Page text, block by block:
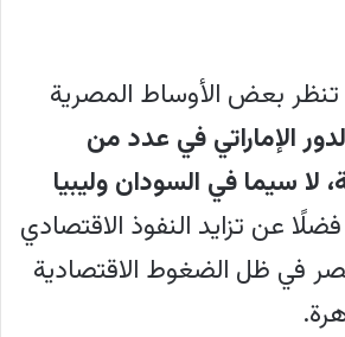
بعض الأوساط المصرية
الإماراتي في عدد من
لا سيما في السودان وليبيا
فضلًا عن تزايد النفوذ الاقتصادي
في ظل الضغوط الاقتصادية